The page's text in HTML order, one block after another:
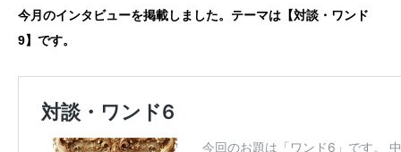
今月のインタビューを掲載しました。テーマは【対談・ワンド
9】です。